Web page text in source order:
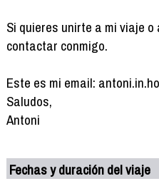
Si quieres unirte a mi viaje
contactar conmigo.
Este es mi email:
Saludos,
Antoni
Fechas y duración del viaje